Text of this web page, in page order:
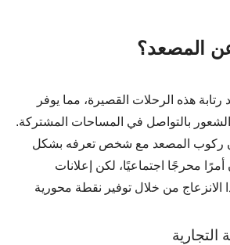
عن المصعد؟
هذه الرحلات القصيرة، مما يوفر
الشعور بالتواصل في المساحات المشتركة.
ركوب المصعد مع شخص تعرفه بشكل
محرجًا اجتماعيًا، لكن إعلانات
من خلال توفير نقطة محورية
التجارية